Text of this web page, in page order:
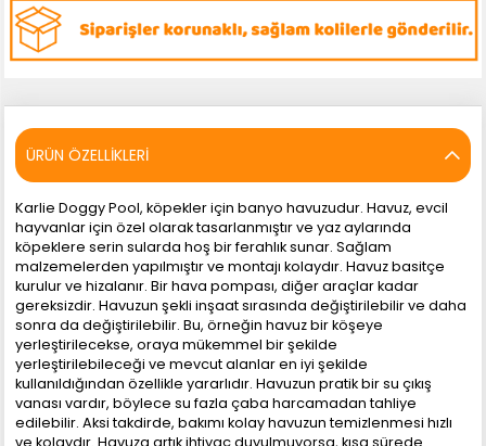
ÜRÜN ÖZELLIKLERI
Karlie Doggy Pool, köpekler için banyo havuzudur. Havuz, evcil
hayvanlar için özel olarak tasarlanmıştır ve yaz aylarında
köpeklere serin sularda hoş bir ferahlık sunar. Sağlam
malzemelerden yapılmıştır ve montajı kolaydır. Havuz basitçe
kurulur ve hizalanır. Bir hava pompası, diğer araçlar kadar
gereksizdir. Havuzun şekli inşaat sırasında değiştirilebilir ve daha
sonra da değiştirilebilir. Bu, örneğin havuz bir köşeye
yerleştirilecekse, oraya mükemmel bir şekilde
yerleştirilebileceği ve mevcut alanlar en iyi şekilde
kullanıldığından özellikle yararlıdır. Havuzun pratik bir su çıkış
vanası vardır, böylece su fazla çaba harcamadan tahliye
edilebilir. Aksi takdirde, bakımı kolay havuzun temizlenmesi hızlı